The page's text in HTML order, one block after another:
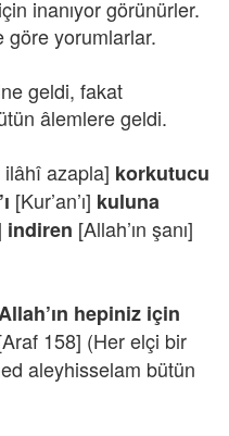
inanıyor görünürler.
göre yorumlarlar.
geldi, fakat
âlemlere geldi.
azapla] korkutucu
[Kur’an’ı] kuluna
indiren [Allah’ın şanı]
hepiniz için
158] (Her elçi bir
aleyhisselam bütün